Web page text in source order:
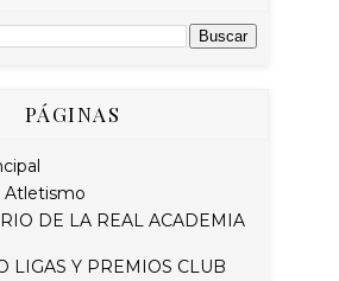
PÁGINAS
Atletismo
DE LA REAL ACADEMIA
LIGAS Y PREMIOS CLUB